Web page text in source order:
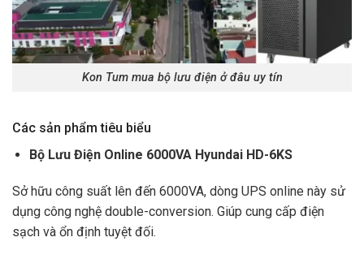
Kon Tum mua bộ lưu điện ở đâu uy tín
Các sản phẩm tiêu biểu
Bộ Lưu Điện Online 6000VA Hyundai HD-6KS
Sở hữu công suất lên đến 6000VA, dòng UPS online này sử
dụng công nghệ double-conversion. Giúp cung cấp điện
sạch và ổn định tuyệt đối.